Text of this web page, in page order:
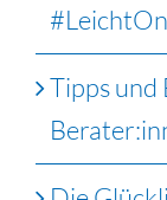
Tipps und